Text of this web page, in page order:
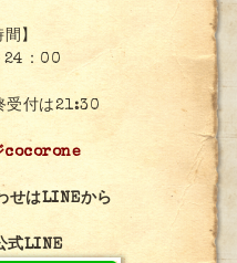
】
24：00
受付は21:30
cocorone
せはLINEから
式LINE